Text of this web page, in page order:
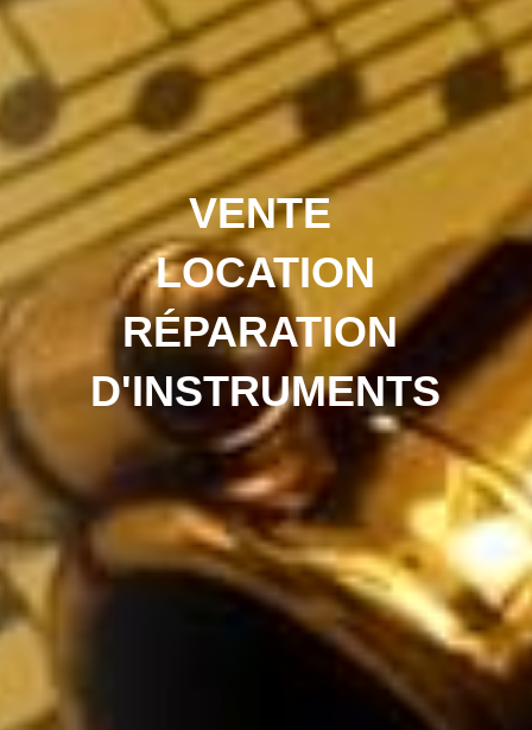
VENTE
LOCATION
RÉPARATION
D'INSTRUMENTS